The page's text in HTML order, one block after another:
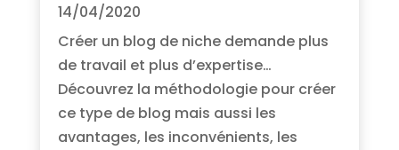
14/04/2020
Créer un blog de niche demande plus
de travail et plus d’expertise…
Découvrez la méthodologie pour créer
ce type de blog mais aussi les
avantages, les inconvénients, les